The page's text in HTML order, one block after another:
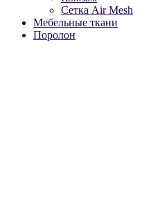
Сетка Air Mesh
Мебельные ткани
Поролон